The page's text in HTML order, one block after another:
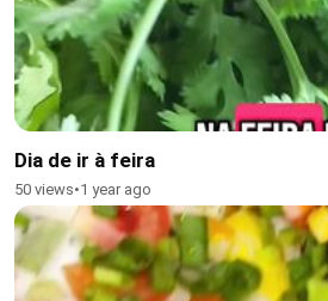
Dia de ir à feira
50 views•1 year ago